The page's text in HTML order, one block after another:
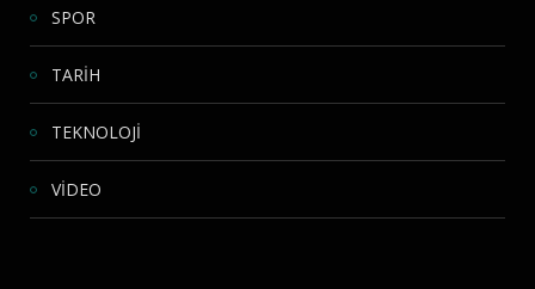
SPOR
TARİH
TEKNOLOJİ
VİDEO